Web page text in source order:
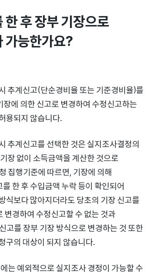
한 후 장부 기장으로
가능한가요?
추계신고(단순경비율 또는 기준경비율)를
장에 의한 신고로 변경하여 수정신고하는
용되지 않습니다.
추계신고를 선택한 것은 실지조사결정의
장 없이 소득금액을 계산한 것으로
집행기준에 따르면, 기장에 의해
한 후 수입금액 누락 등이 확인되어
식보다 많아지더라도 당초의 기장 신고를
변경하여 수정신고할 수 없는 것과
고를 장부 기장 방식으로 변경하는 것 또한
구의 대상이 되지 않습니다.
는 예외적으로 실지조사 경정이 가능할 수